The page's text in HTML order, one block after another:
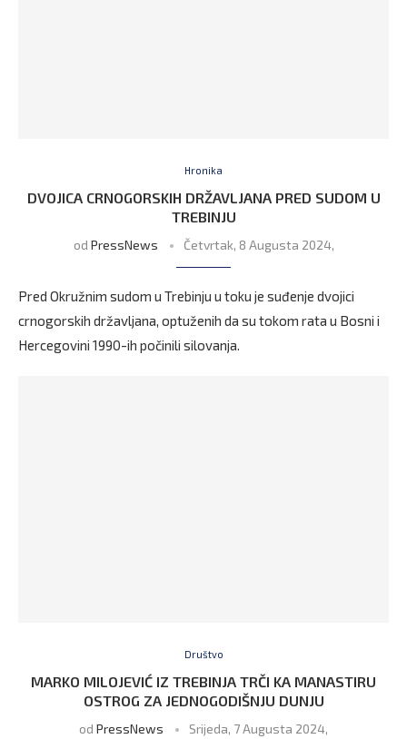
Hronika
DVOJICA CRNOGORSKIH DRŽAVLJANA PRED SUDOM U
TREBINJU
od PressNews Četvrtak, 8 Augusta 2024,
Pred Okružnim sudom u Trebinju u toku je suđenje dvojici
crnogorskih državljana, optuženih da su tokom rata u Bosni i
Hercegovini 1990-ih počinili silovanja.
Društvo
MARKO MILOJEVIĆ IZ TREBINJA TRČI KA MANASTIRU
OSTROG ZA JEDNOGODIŠNJU DUNJU
od PressNews Srijeda, 7 Augusta 2024,